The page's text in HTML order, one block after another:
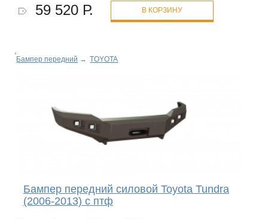
59 520 Р. В КОРЗИНУ
Бампер передний → TOYOTA
Бампер передний силовой Toyota Tundra
(2006-2013) с птф